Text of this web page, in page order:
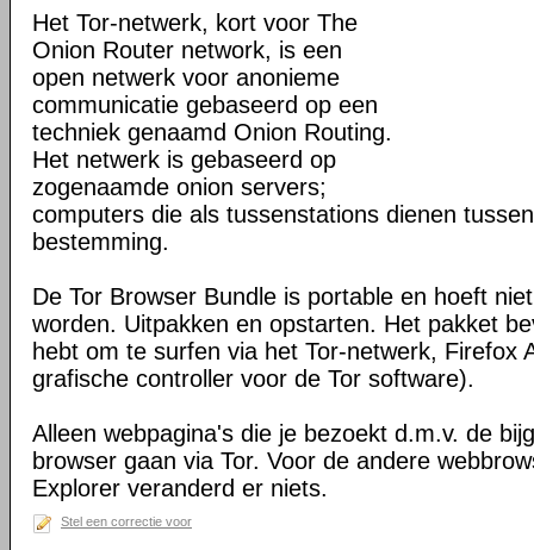
Het Tor-netwerk, kort voor The
Onion Router network, is een
open netwerk voor anonieme
communicatie gebaseerd op een
techniek genaamd Onion Routing.
Het netwerk is gebaseerd op
zogenaamde onion servers;
computers die als tussenstations dienen
bestemming.
De Tor Browser Bundle is portable en hoeft
worden. Uitpakken en opstarten. Het pakket
hebt om te surfen via het Tor-netwerk, Firefox
grafische controller voor de Tor software).
Alleen webpagina's die je bezoekt d.m.v. de
browser gaan via Tor. Voor de andere
Explorer veranderd er niets.
Stel een correctie voor